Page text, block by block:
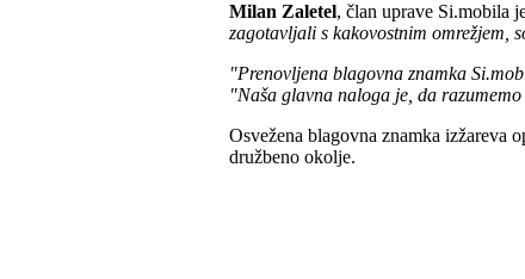
Milan Zaletel, član uprave Si.mobila
zagotavljali s kakovostnim omrežjem,
"Prenovljena blagovna znamka
"Naša glavna naloga je, da
Osvežena blagovna znamka izžareva
družbeno okolje.